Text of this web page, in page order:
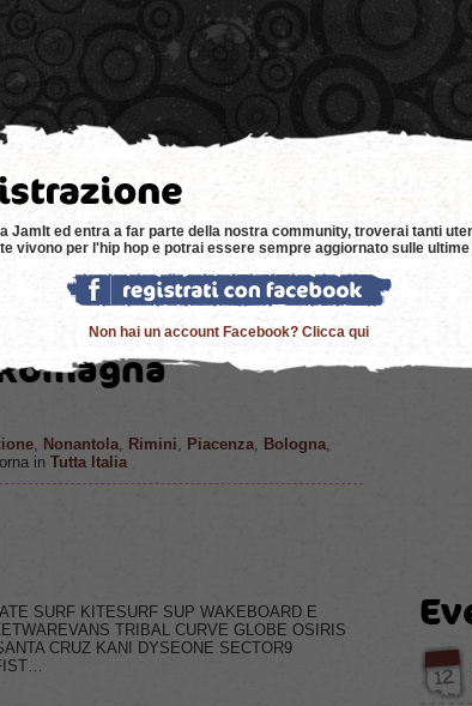
news negozi eventi
, Nonantola, Rimini, Piacenza, Bologna,
in Tutta Italia
SURF KITESURF SUP WAKEBOARD E
TRIBAL CURVE GLOBE OSIRIS
CRUZ KANI DYSEONE SECTOR9
JamIt ed entra a far parte della nostra community, troverai tanti
vivono per l'hip hop e potrai essere sempre aggiornato sulle
Non hai un account Facebook? Clicca qui